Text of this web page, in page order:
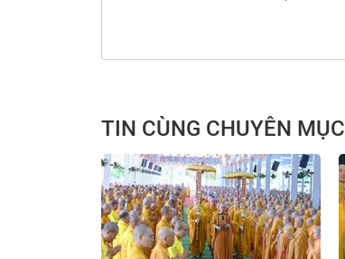
TIN CÙNG CHUYÊN MỤC